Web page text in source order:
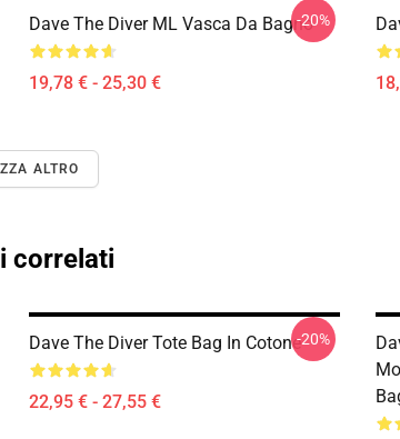
Dave The Diver ML Vasca Da Bagno
19,78 € - 25,30 €
-20%
ALTRO
correlati
Dave The Diver Tote Bag In Cotone
22,95 € - 27,55 €
-20%